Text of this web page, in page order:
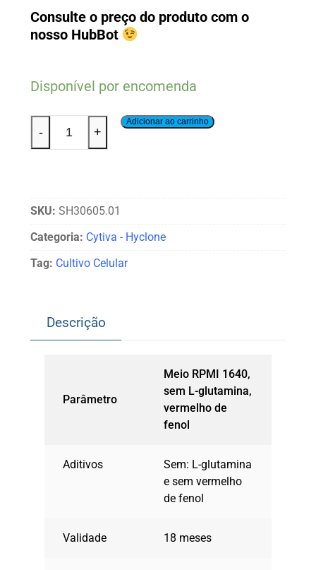
Consulte o preço do produto com o
nosso HubBot
Disponível por encomenda
- +
Adicionar ao carrinho
SKU: SH30605.01
Categoria: Cytiva - Hyclone
Tag: Cultivo Celular
Descrição
Parâmetro
Meio RPMI 1640,
sem L-glutamina,
vermelho de
fenol
Aditivos
Sem: L-glutamina
e sem vermelho
de fenol
Validade 18 meses